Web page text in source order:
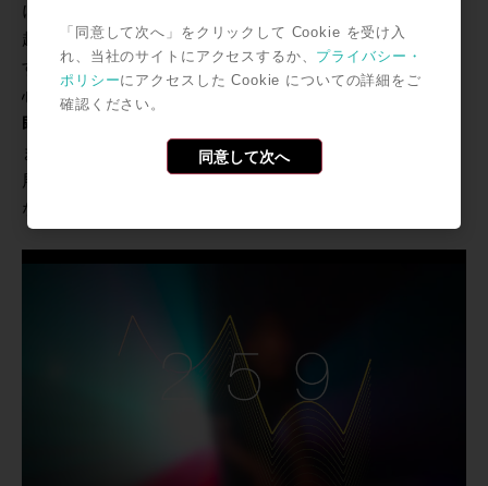
に富んだ個性溢れるモジュレーションがかかり、想像を
超えるほどの多種多様な響きを作り出すことができま
す。使い方がイマイチよく分からない…という方もご安
心を！著名なアーティストが手がけたものも含まれる、
即戦力となる650以上のプリセット
ます。じっくりといろんな音色を聞き比べながら、曲の
展開を練るのもまた、こうしたソフトシンセの一興では
ないでしょうか。
「同意して次へ」をクリックして Cookie を受け入
れ、当社のサイトにアクセスするか、 プライバシー・
ポリシーにアクセスした Cookie についての詳細をご
確認ください。
同意して次へ